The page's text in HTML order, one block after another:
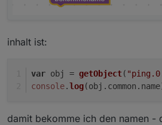
inhalt ist:
var obj = getObject(
console.log(obj. common . name
damit bekomme ich den namen -